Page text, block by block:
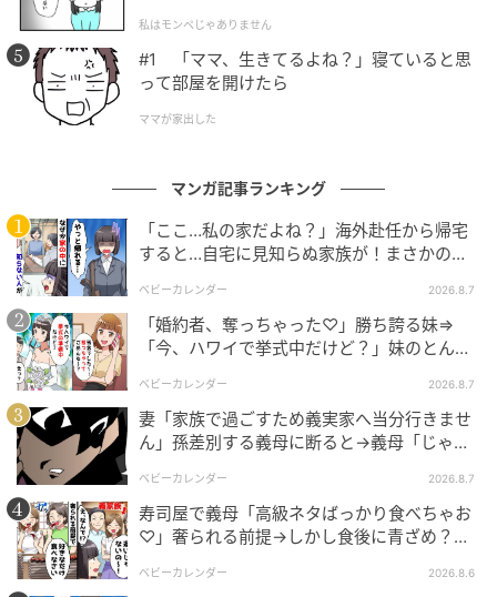
ママ広場
午後。拓哉くんと律くんを幼稚園に迎えに行ったみの
りさんは、自宅で仲良く遊ぶ２人を笑顔で見守ってい
ました。すると、律くんが幼稚園バッグからトラック
のおもちゃを出してきました。本当は幼稚園におもち
ゃを持っていくのは禁止なのですが、お気に入りすぎ
てこっそりバッグに入れていたのでしょう。「律く
ん、それかっこいいおもちゃだね」とみのりさんが声
をかけると、「これね、パパが買ってくれたんだ！」
私はモンペじゃありません
#1 「ママ、生きてるよね？」寝ていると思
って部屋を開けたら
ママが家出した
マンガ記事ランキング
「ここ…私の家だよね？」海外赴任から帰宅
すると…自宅に見知らぬ家族が！まさかの真
ベビーカレンダー 2026.8.7
「婚約者、奪っちゃった♡」勝ち誇る妹⇒
「今、ハワイで挙式中だけど？」妹のとんで
ベビーカレンダー 2026.8.7
妻「家族で過ごすため義実家へ当分行きませ
ん」孫差別する義母に断ると→義母「じゃ
ベビーカレンダー 2026.8.7
寿司屋で義母「高級ネタばっかり食べちゃお
♡」奢られる前提→しかし食後に青ざめ？通
ベビーカレンダー 2026.8.6